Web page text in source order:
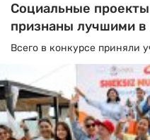
Социальные
признаны лучшими в
Всего в конкурсе приняли